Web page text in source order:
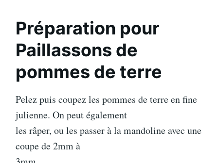
Préparation pour
Paillassons de
pommes de terre
Pelez puis coupez les pommes de terre en fine
julienne. On peut également
les râper, ou les passer à la mandoline avec une
coupe de 2mm à